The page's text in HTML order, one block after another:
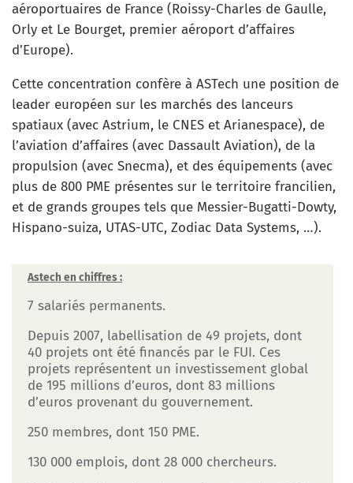
aéroportuaires de France (Roissy-Charles de Gaulle,
Orly et Le Bourget, premier aéroport d’affaires
d’Europe).
Cette concentration confère à ASTech une position de
leader européen sur les marchés des lanceurs
spatiaux (avec Astrium, le CNES et Arianespace), de
l’aviation d’affaires (avec Dassault Aviation), de la
propulsion (avec Snecma), et des équipements (avec
plus de 800 PME présentes sur le territoire francilien,
et de grands groupes tels que Messier-Bugatti-Dowty,
Hispano-suiza, UTAS-UTC, Zodiac Data Systems, …).
Astech en chiffres :
7 salariés permanents.
Depuis 2007, labellisation de 49 projets, dont
40 projets ont été financés par le FUI. Ces
projets représentent un investissement global
de 195 millions d’euros, dont 83 millions
d’euros provenant du gouvernement.
250 membres, dont 150 PME.
130 000 emplois, dont 28 000 chercheurs.